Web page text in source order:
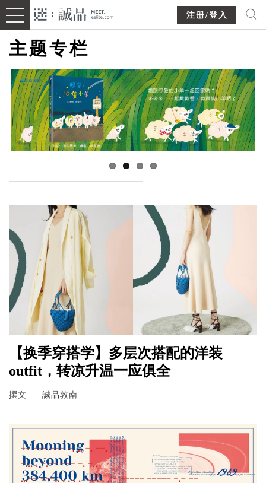
注册/登入
主题专栏
【换季穿搭学】多层次搭配的洋装
outfit，转凉升温一应俱全
撰文 誠品敦南